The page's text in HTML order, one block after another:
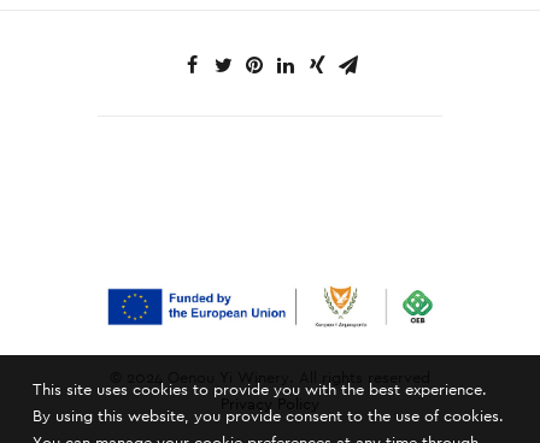
Privacy Policy
This site uses cookies to provide you with the best experience.
By using this website, you provide consent to the use of cookies.